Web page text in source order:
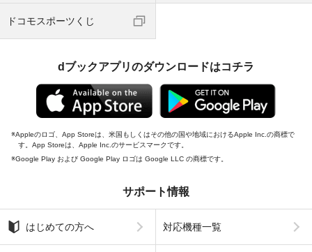
ドコモスポーツくじ
dブックアプリのダウンロードはコチラ
Appleのロゴ、App Storeは、米国もしくはその他の国や地域におけるApple Inc.の商標で
す。App Storeは、Apple Inc.のサービスマークです。
Google Play および Google Play ロゴは Google LLC の商標です。
サポート情報
はじめての方へ 対応機種一覧